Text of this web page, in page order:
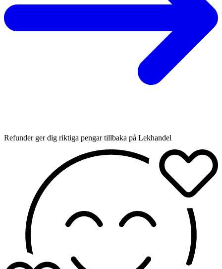
Refunder ger dig riktiga pengar tillbaka på Lekhandel